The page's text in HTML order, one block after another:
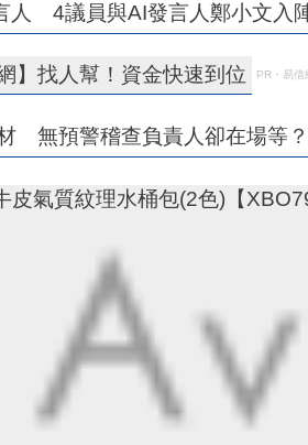
人 4議員與AI發言人鄭小文入
】找人幫！資金快速到位 PR・易借
無預警稽查負責人卻在場等
皮氣質紋理水桶包(2色)【